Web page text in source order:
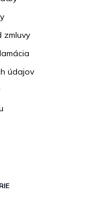
zmluvy
údajov